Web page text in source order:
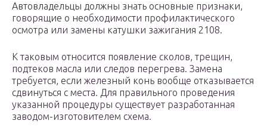
Автовладельцы должны знать основные признаки,
говорящие о необходимости профилактического
осмотра или замены катушки зажигания 2108.
К таковым относится появление сколов, трещин,
подтеков масла или следов перегрева. Замена
требуется, если железный конь вообще отказывается
сдвинуться с места. Для правильного проведения
указанной процедуры существует разработанная
заводом-изготовителем схема.